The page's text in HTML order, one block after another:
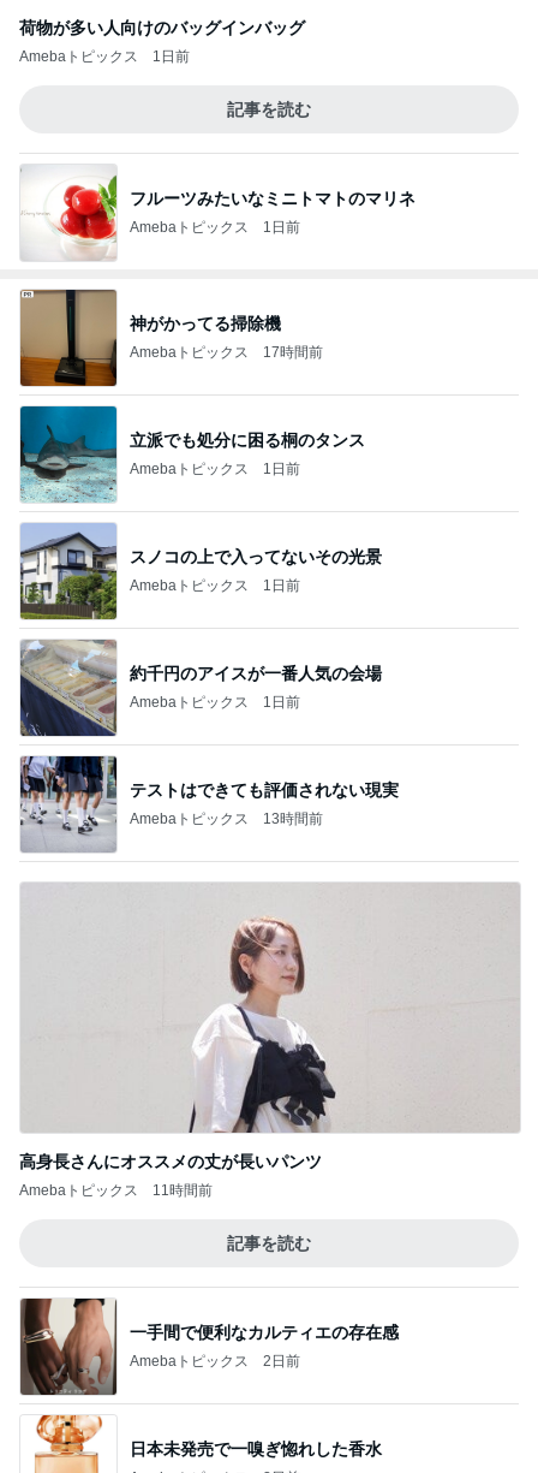
荷物が多い人向けのバッグインバッグ
Amebaトピックス 1日前
記事を読む
フルーツみたいなミニトマトのマリネ
Amebaトピックス 1日前
神がかってる掃除機
Amebaトピックス 17時間前
立派でも処分に困る桐のタンス
Amebaトピックス 1日前
スノコの上で入ってないその光景
Amebaトピックス 1日前
約千円のアイスが一番人気の会場
Amebaトピックス 1日前
テストはできても評価されない現実
Amebaトピックス 13時間前
高身長さんにオススメの丈が長いパンツ
Amebaトピックス 11時間前
記事を読む
一手間で便利なカルティエの存在感
Amebaトピックス 2日前
日本未発売で一嗅ぎ惚れした香水